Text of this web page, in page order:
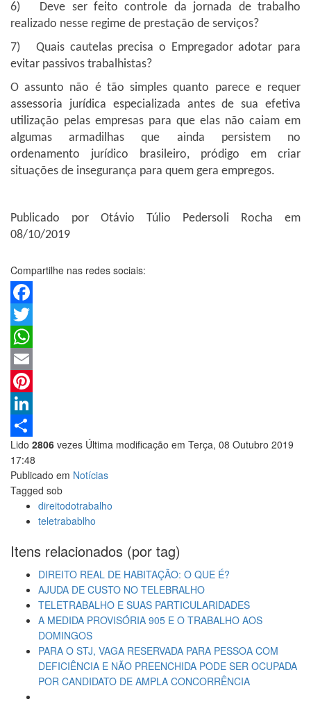
6)
Deve ser feito controle da jornada de trabalho
realizado nesse regime de prestação de serviços?
7)
Quais cautelas precisa o Empregador adotar para
evitar passivos trabalhistas?
O assunto não é tão simples quanto parece e requer
assessoria jurídica especializada antes de sua efetiva
utilização pelas empresas para que elas não caiam em
algumas armadilhas que ainda persistem no
ordenamento jurídico brasileiro, pródigo em criar
situações de insegurança para quem gera empregos.
Publicado por Otávio Túlio Pedersoli Rocha em
08/10/2019
Compartilhe nas redes sociais:
Facebook
Twitter
WhatsApp
Email
Pinterest
LinkedIn
Share
Lido 2806 vezes Última modificação em Terça, 08 Outubro 2019
17:48
Publicado em Notícias
Tagged sob
direitodotrabalho
teletrabablho
Itens relacionados (por tag)
DIREITO REAL DE HABITAÇÃO: O QUE É?
AJUDA DE CUSTO NO TELEBRALHO
TELETRABALHO E SUAS PARTICULARIDADES
A MEDIDA PROVISÓRIA 905 E O TRABALHO AOS
DOMINGOS
PARA O STJ, VAGA RESERVADA PARA PESSOA COM
DEFICIÊNCIA E NÃO PREENCHIDA PODE SER OCUPADA
POR CANDIDATO DE AMPLA CONCORRÊNCIA